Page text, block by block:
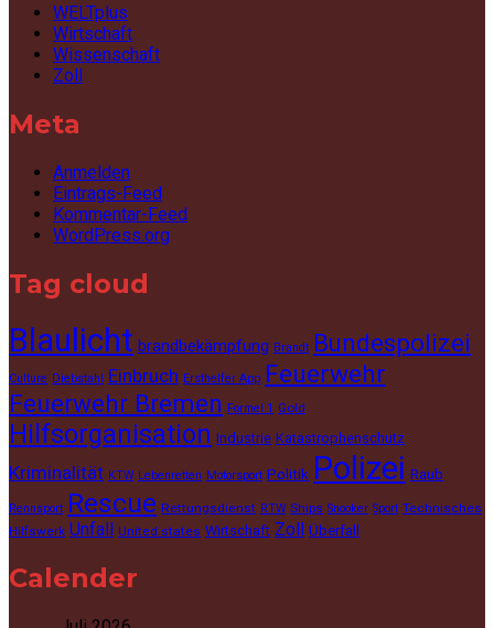
WELTplus
Wirtschaft
Wissenschaft
Zoll
Meta
Anmelden
Eintrags-Feed
Kommentar-Feed
WordPress.org
Tag cloud
Blaulicht brandbekämpfung Brandt Bundespolizei
Culture Diebstahl Einbruch Ersthelfer App Feuerwehr
Feuerwehr Bremen Formel 1 Gold
Hilfsorganisation Industrie Katastrophenschutz
Kriminalität KTW Lebenretten Motorsport Politik Polizei Raub
Rennsport Rescue Rettungsdienst RTW Ships Snooker Sport Technisches
Hilfswerk Unfall United states Wirtschaft Zoll Überfall
Calender